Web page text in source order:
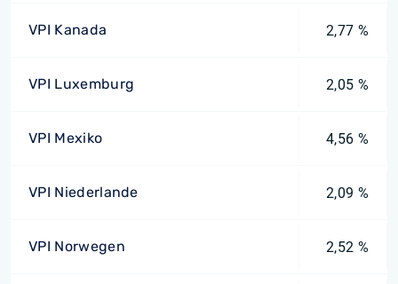
VPI Kanada 2,77 %
VPI Luxemburg 2,05 %
VPI Mexiko 4,56 %
VPI Niederlande 2,09 %
VPI Norwegen 2,52 %